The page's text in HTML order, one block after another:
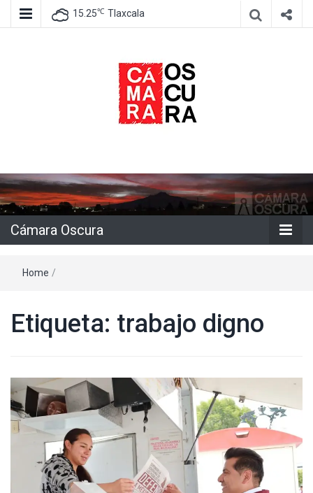
15.25℃ Tlaxcala
Cámara
Oscura
Cámara Oscura
Home /
Etiqueta: trabajo digno